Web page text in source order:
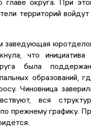
главе округа. При
территорий войдут
заведующая
что инициатива
была
образований,
Чиновница
вся
прежнему графику.